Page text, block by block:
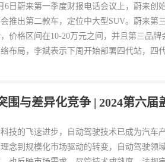
6日蔚来第一季度财报电话会议上，蔚来创
推出第二款车，定位中大型SUV。蔚来第
价格区间在10-20万元之间，并且第三品
络布局，李斌表示下周开始部署四代站，四代
围与差异化竞争 | 2024第六
科技的飞速进步，自动驾驶技术已成为汽车
念到规模化市场驱动的转变，自动驾驶领